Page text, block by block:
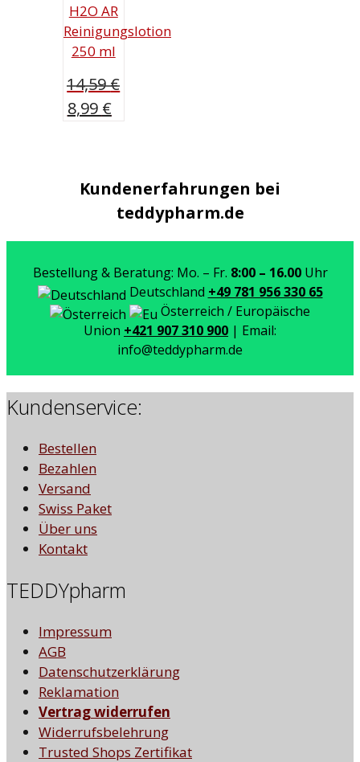
H2O AR
Reinigungslotion
250 ml
14,59€
Ursprünglicher
8,99 €Aktueller
Kundenerfahrungen bei
teddypharm.de
Bestellung & Beratung: Mo. – Fr. 8:00 – 16.00Uhr
Deutschland +49 781 956 330 65
Österreich / Europäische
Union +421 907 310 900 | Email:
info@teddypharm.de
Kundenservice:
Bestellen
Bezahlen
Versand
Swiss Paket
Über uns
Kontakt
TEDDYpharm
Impressum
AGB
Datenschutzerklärung
Reklamation
Vertrag widerrufen
Widerrufsbelehrung
Trusted Shops Zertifikat